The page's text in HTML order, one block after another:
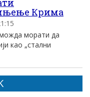
Крима
морати да
као „стални